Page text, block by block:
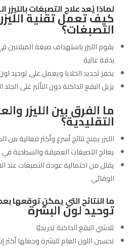
لماذا يُعد علاج التصبغات بالليزر
كيف تعمل تقنية
التصبغات؟
يقوم الليزر باستهداف صبغة الميلانين
بدقة عالية
يحفز تجديد الخلايا ويعمل على توحيد
يزيل البقع الداكنة دون التأثير على
ما الفرق بين الليزر
التقليدية؟
الليزر يمنح نتائج أسرع وأكثر فعالية
يعالج التصبغات العميقة والسطحية
يقلل من احتمالية عودة التصبغات عند
الوقائي
ما النتائج التي يمكن توقعها
توحيد لون البشرة
تلاشي البقع الداكنة تدريجيًا
تحسين اللون العام للبشرة وجعلها أكثر